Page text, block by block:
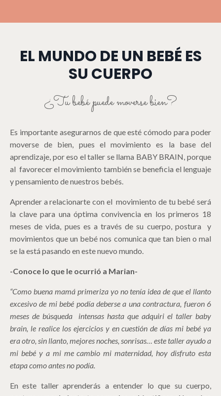
EL MUNDO DE UN BEBÉ ES
SU CUERPO
¿Tu bebé puede moverse bien?
Es importante asegurarnos de que esté cómodo para poder
moverse de bien, pues el movimiento es la base del
aprendizaje, por eso el taller se llama BABY BRAIN, porque
al favorecer el movimiento también se beneficia el lenguaje
y pensamiento de nuestros bebés.
Aprender a relacionarte con el movimiento de tu bebé será
la clave para una óptima convivencia en los primeros 18
meses de vida, pues es a través de su cuerpo, postura y
movimientos que un bebé nos comunica que tan bien o mal
se la está pasando en este nuevo mundo.
-Conoce lo que le ocurrió a Marian-
“Como buena mamá primeriza yo no tenía idea de que el llanto
excesivo de mi bebé podía deberse a una contractura, fueron 6
meses de búsqueda intensas hasta que adquiri el taller baby
brain, le realice los ejercicios y en cuestión de días mi bebé ya
era otro, sin llanto, mejores noches, sonrisas… este taller ayudo a
mi bebé y a mi me cambio mi maternidad, hoy disfruto esta
etapa como antes no podía.
En este taller aprenderás a entender lo que su cuerpo,